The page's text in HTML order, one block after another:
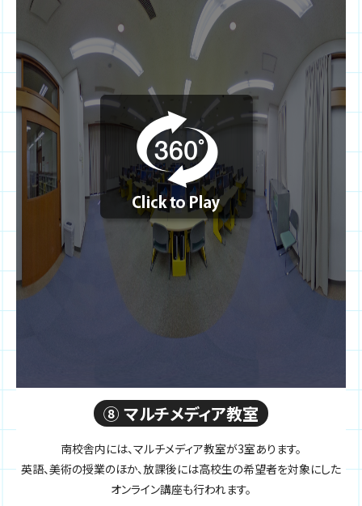
⑧ マルチメディア教室
南校舎内には、マルチメディア教室が3室あります。
英語、美術の授業のほか、放課後には高校生の希望者を対象にした
オンライン講座も行われます。